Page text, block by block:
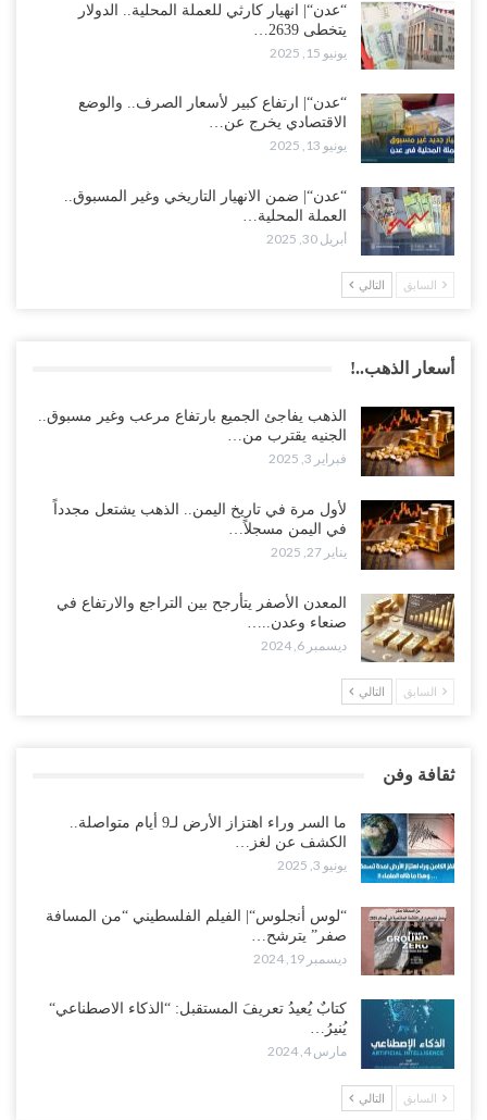
“عدن“| انهيار كارثي للعملة المحلية.. الدولار
يتخطى 2639…
يونيو 15, 2025
“عدن“| ارتفاع كبير لأسعار الصرف.. والوضع
الاقتصادي يخرج عن…
يونيو 13, 2025
“عدن“| ضمن الانهيار التاريخي وغير المسبوق..
العملة المحلية…
أبريل 30, 2025
السابق التالي
أسعار الذهب..!
الذهب يفاجئ الجميع بارتفاع مرعب وغير مسبوق..
الجنيه يقترب من…
فبراير 3, 2025
لأول مرة في تاريخ اليمن.. الذهب يشتعل مجدداً
في اليمن مسجلاً…
يناير 27, 2025
المعدن الأصفر يتأرجح بين التراجع والارتفاع في
صنعاء وعدن..…
ديسمبر 6, 2024
السابق التالي
ثقافة وفن
ما السر وراء اهتزاز الأرض لـ9 أيام متواصلة..
الكشف عن لغز…
يونيو 3, 2025
“لوس أنجلوس“| الفيلم الفلسطيني “من المسافة
صفر” يترشح…
ديسمبر 19, 2024
كتابٌ يُعيدُ تعريفَ المستقبل: “الذكاء الاصطناعي“
يُنيرُ…
مارس 4, 2024
السابق التالي